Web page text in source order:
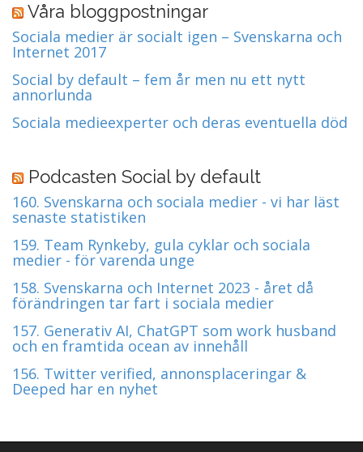
Våra bloggpostningar
Sociala medier är socialt igen – Svenskarna och
Internet 2017
Social by default – fem år men nu ett nytt
annorlunda
Sociala medieexperter och deras eventuella död
Podcasten Social by default
160. Svenskarna och sociala medier - vi har läst
senaste statistiken
159. Team Rynkeby, gula cyklar och sociala
medier - för varenda unge
158. Svenskarna och Internet 2023 - året då
förändringen tar fart i sociala medier
157. Generativ AI, ChatGPT som work husband
och en framtida ocean av innehåll
156. Twitter verified, annonsplaceringar &
Deeped har en nyhet